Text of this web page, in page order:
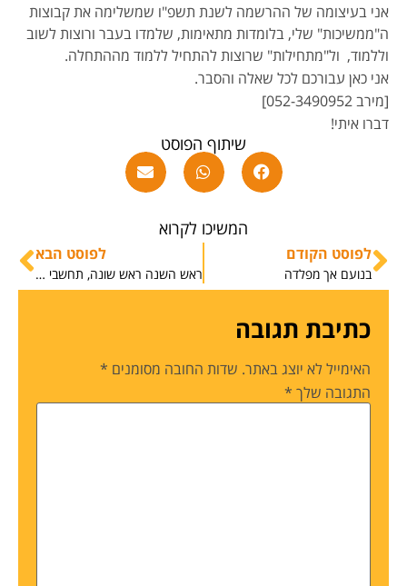
אני בעיצומה של ההרשמה לשנת תשפ"ו שמשלימה את קבוצות
ה"ממשיכות" שלי, בלומדות מתאימות, שלמדו בעבר ורוצות לשוב
וללמוד, ול"מתחילות" שרוצות להתחיל ללמוד מההתחלה.
אני כאן עבורכם לכל שאלה והסבר.
[מירב 052-3490952]
דברו איתי!
שיתוף הפוסט
המשיכו לקרוא
לפוסט הקודם
בנועם אך מפלדה
לפוסט הבא
ראש השנה ראש שונה, תחשבי טוב יהיה טוב
כתיבת תגובה
האימייל לא יוצג באתר. שדות החובה מסומנים *
התגובה שלך *